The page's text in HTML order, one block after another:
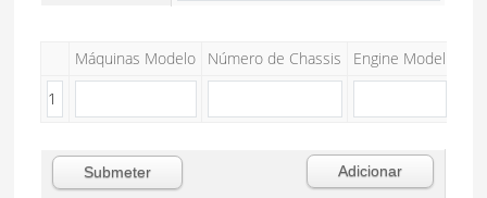
Máquinas Modelo Número de Chassis Engine Model